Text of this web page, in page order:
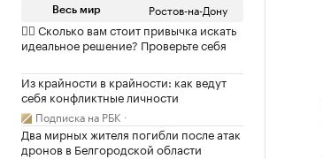
Весь мир Ростов-на-Дону
✍🏻 Сколько вам стоит привычка искать
идеальное решение? Проверьте себя
Из крайности в крайности: как ведут
себя конфликтные личности
Подписка на РБК
Два мирных жителя погибли после атак
дронов в Белгородской области